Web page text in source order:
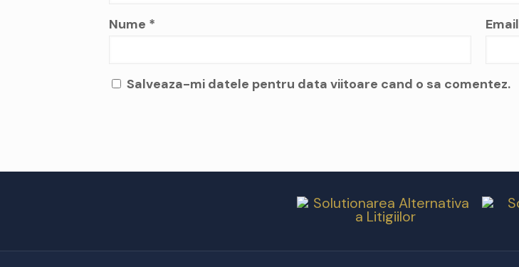
Nume * Email
Salveaza-mi datele pentru data viitoare cand o sa comentez.